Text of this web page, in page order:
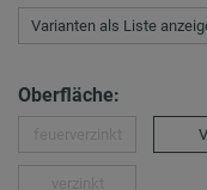
Varianten als Liste
Oberfläche: